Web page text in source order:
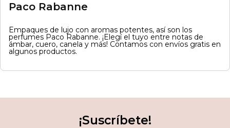
Paco Rabanne
Empaques de lujo con aromas potentes, así son los
perfumes Paco Rabanne. ¡Elegí el tuyo entre notas de
ámbar, cuero, canela y más! Contamos con envíos gratis en
algunos productos.
¡Suscríbete!